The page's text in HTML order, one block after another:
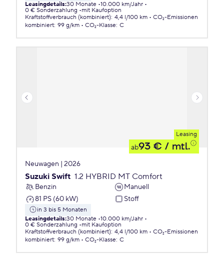
Leasingdetails:30 Monate 10.000 km/Jahr
0 € Sonderzahlung
mit Kaufoption
Kraftstoffverbrauch (kombiniert): 4,4 l/100 km
CO₂-Emissionen
kombiniert: 99 g/km CO₂-Klasse: C
Leasing
ab93 € / mtl.
Neuwagen | 2026
Suzuki Swift 1.2 HYBRID MT Comfort
Benzin
Manuell
81 PS (60 kW)
Stoff
in 3 bis 5 Monaten
Leasingdetails:30 Monate 10.000 km/Jahr
0 € Sonderzahlung
mit Kaufoption
Kraftstoffverbrauch (kombiniert): 4,4 l/100 km
CO₂-Emissionen
kombiniert: 99 g/km CO₂-Klasse: C